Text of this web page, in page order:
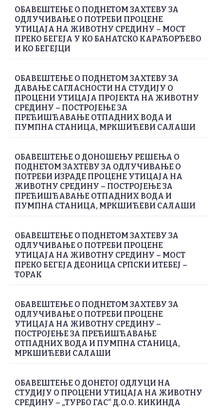
ОБАВЕШТЕЊЕ О ПОДНЕТОМ ЗАХТЕВУ ЗА
ОДЛУЧИВАЊЕ О ПОТРЕБИ ПРОЦЕНЕ
УТИЦАЈА НА ЖИВОТНУ СРЕДИНУ – МОСТ
ПРЕКО БЕГЕЈА У КО БАНАТСКО КАРАЂОРЂЕВО
И КО БЕГЕЈЦИ
ОБАВЕШТЕЊЕ О ПОДНЕТОМ ЗАХТЕВУ ЗА
ДАВАЊЕ САГЛАСНОСТИ НА СТУДИЈУ О
ПРОЦЕНИ УТИЦАЈА ПРОЈЕКТА НА ЖИВОТНУ
СРЕДИНУ – ПОСТРОЈЕЊЕ ЗА
ПРЕЋИШЋАВАЊЕ ОТПАДНИХ ВОДА И
ПУМПНА СТАНИЦА, МРКШИЋЕВИ САЛАШИ
ОБАВЕШТЕЊЕ О ДОНОШЕЊУ РЕШЕЊА О
ПОДНЕТОМ ЗАХТЕВУ ЗА ОДЛУЧИВАЊЕ О
ПОТРЕБИ ИЗРАДЕ ПРОЦЕНЕ УТИЦАЈА НА
ЖИВОТНУ СРЕДИНУ – ПОСТРОЈЕЊЕ ЗА
ПРЕЋИШЋАВАЊЕ ОТПАДНИХ ВОДА И
ПУМПНА СТАНИЦА, МРКШИЋЕВИ САЛАШИ
ОБАВЕШТЕЊЕ О ПОДНЕТОМ ЗАХТЕВУ ЗА
ОДЛУЧИВАЊЕ О ПОТРЕБИ ПРОЦЕНЕ
УТИЦАЈА НА ЖИВОТНУ СРЕДИНУ – МОСТ
ПРЕКО БЕГЕЈА ДЕОНИЦА СРПСКИ ИТЕБЕЈ –
ТОРАК
ОБАВЕШТЕЊЕ О ПОДНЕТОМ ЗАХТЕВУ ЗА
ОДЛУЧИВАЊЕ О ПОТРЕБИ ПРОЦЕНЕ
УТИЦАЈА НА ЖИВОТНУ СРЕДИНУ –
ПОСТРОЈЕЊЕ ЗА ПРЕЋИШЋАВАЊЕ
ОТПАДНИХ ВОДА И ПУМПНА СТАНИЦА,
МРКШИЋЕВИ САЛАШИ
ОБАВЕШТЕЊЕ О ДОНЕТОЈ ОДЛУЦИ НА
СТУДИЈУ О ПРОЦЕНИ УТИЦАЈА НА ЖИВОТНУ
СРЕДИНУ – „ТУРБО ГАС“ Д.О.О. КИКИНДА